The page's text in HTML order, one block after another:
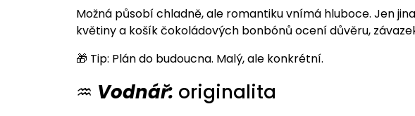
Možná působí chladně, ale romantiku vnímá hluboce. Jen
květiny a košík čokoládových bonbónů ocení důvěru,
🎁 Tip: Plán do budoucna. Malý, ale konkrétní.
♒ Vodnář: originalita